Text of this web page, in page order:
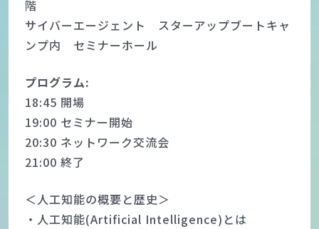
階
サイバーエージェント スターアップブートキャ
ンプ内 セミナーホール
プログラム:
18:45 開場
19:00 セミナー開始
20:30 ネットワーク交流会
21:00 終了
＜人工知能の概要と歴史＞
・人工知能(Artificial Intelligence)とは